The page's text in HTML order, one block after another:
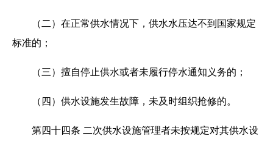
（二）在正常供水情况下，供水水压达不到国家规定
标准的；
（三）擅自停止供水或者未履行停水通知义务的；
（四）供水设施发生故障，未及时组织抢修的。
第四十四条 二次供水设施管理者未按规定对其供水设